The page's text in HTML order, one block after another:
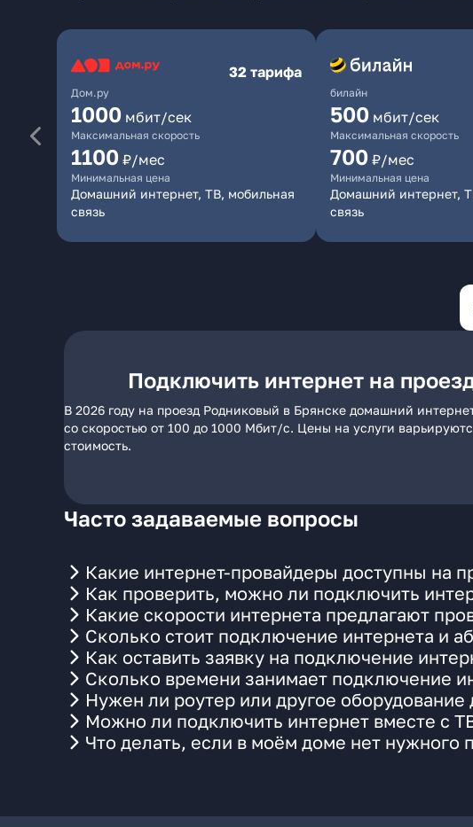
Дом.ру
32 тарифа
1000 мбит/сек
Максимальная скорость
1100 ₽/мес
Минимальная цена
Домашний интернет, ТВ, мобильная
связь
билайн
500 мбит/сек
Максимальная скорость
700 ₽/мес
Минимальная цена
Домашний интернет,
связь
Подключить интернет на
В 2026 году на проезд Родниковый в Брянске домашний
со скоростью от 100 до 1000 Мбит/с. Цены на услуги
стоимость.
Часто задаваемые вопросы
Какие интернет-провайдеры доступны на
Как проверить, можно ли подключить
Какие скорости интернета предлагают
Сколько стоит подключение интернета и
Как оставить заявку на подключение
Сколько времени занимает подключение
Нужен ли роутер или другое
Можно ли подключить интернет вместе с
Что делать, если в моём доме нет нужного